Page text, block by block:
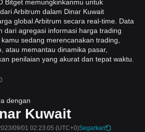
Bitget memungkinkanmu untuk
Arbitrum dalam Dinar Kuwait
global Arbitrum secara real-time. Data
dari agregasi informasi harga trading
sedang merencanakan trading,
atau memantau dinamika pasar,
penilaian yang akurat dan tepat waktu.
dengan
Kuwait
09/01 02:23:05 (UTC+0)Segarkan